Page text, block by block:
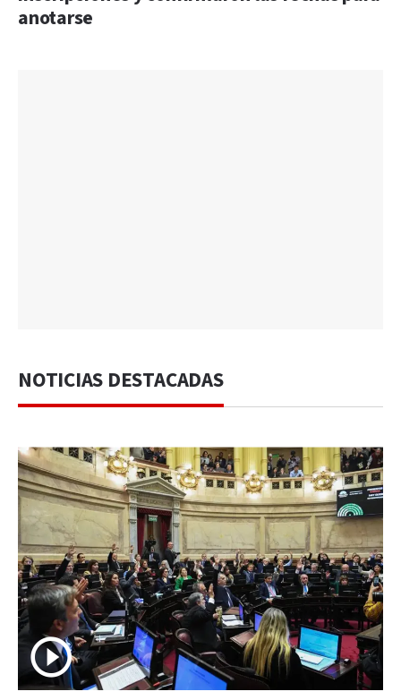
anotarse
NOTICIAS DESTACADAS